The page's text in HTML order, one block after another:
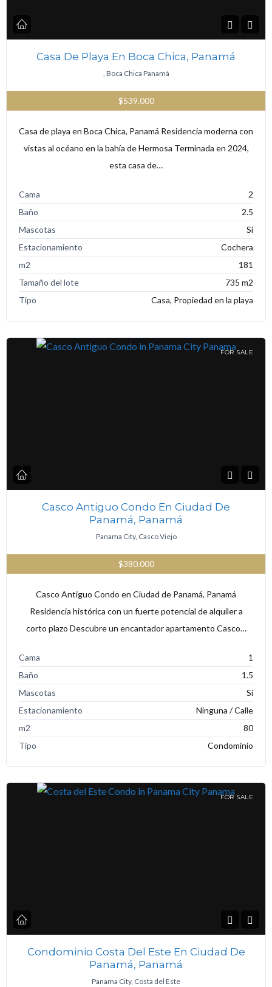
Casa De Playa En Boca Chica, Panamá
, Boca Chica Panamá
$539.000
Casa de playa en Boca Chica, Panamá Residencia moderna con
vistas al océano en la bahía de Hermosa Terminada en 2024,
esta casa de…
Cama
2
Baño
2.5
Mascotas
Sí
Estacionamiento
Cochera
m2
181
Tamaño del lote
735 m2
Tipo
Casa, Propiedad en la playa
FOR SALE
Casco Antiguo Condo En Ciudad De
Panamá, Panamá
Panama City, Casco Viejo
$380.000
Casco Antiguo Condo en Ciudad de Panamá, Panamá
Residencia histórica con un fuerte potencial de alquiler a
corto plazo Descubre un encantador apartamento Casco…
Cama
1
Baño
1.5
Mascotas
Sí
Estacionamiento
Ninguna / Calle
m2
80
Tipo
Condominio
FOR SALE
Condominio Costa Del Este En Ciudad De
Panamá, Panamá
Panama City, Costa del Este